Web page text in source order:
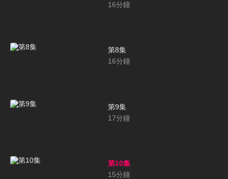
16分鐘
第8集
16分鐘
第9集
17分鐘
第10集
15分鐘